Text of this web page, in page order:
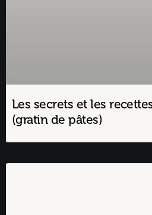
Les secrets et les
(gratin de pâtes)